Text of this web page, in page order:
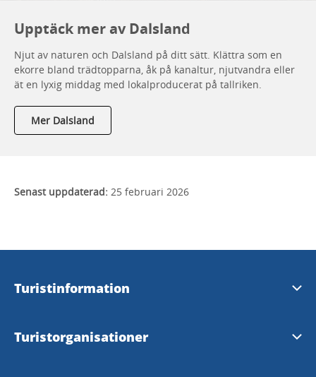
Upptäck mer av Dalsland
Njut av naturen och Dalsland på ditt sätt. Klättra som en
ekorre bland trädtopparna, åk på kanaltur, njutvandra eller
ät en lyxig middag med lokalproducerat på tallriken.
Mer Dalsland
Senast uppdaterad: 25 februari 2026
Turistinformation
Visit Dalsland Center
Turistorganisationer